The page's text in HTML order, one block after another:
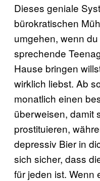
Dieses geniale
bürokratischen
umgehen, wenn
sprechende
Hause bringen
wirklich liebst. Ab
monatlich einen
überweisen, damit
prostituieren,
depressiv Bier in
sich sicher, dass
für jeden ist. Wenn